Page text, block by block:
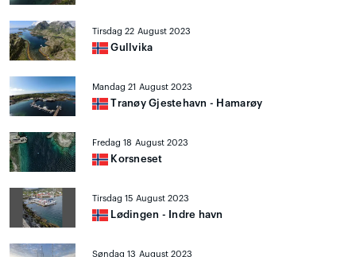
Tirsdag 22 August 2023
Gullvika
Mandag 21 August 2023
Tranøy Gjestehavn - Hamarøy
Fredag 18 August 2023
Korsneset
Tirsdag 15 August 2023
Lødingen - Indre havn
Søndag 13 August 2023